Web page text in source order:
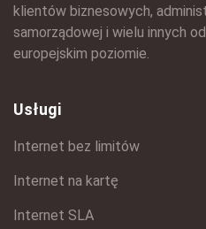
klientów biznesowych,
samorządowej i wielu innych
europejskim poziomie.
Usługi
Internet bez limitów
Internet na kartę
Internet SLA